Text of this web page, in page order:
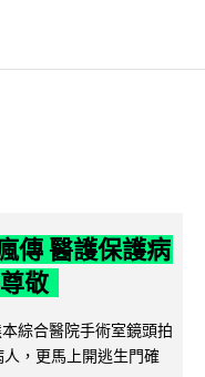
傳 醫護保護病
敬
綜合醫院手術室鏡頭拍
，更馬上開逃生門確